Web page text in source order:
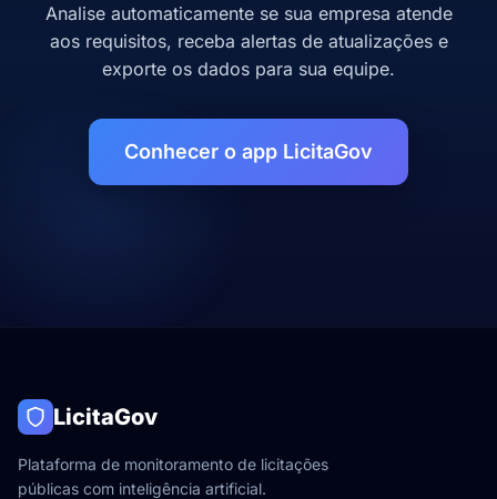
Analise automaticamente se sua empresa atende
aos requisitos, receba alertas de atualizações e
exporte os dados para sua equipe.
Conhecer o app LicitaGov
LicitaGov
Plataforma de monitoramento de licitações
públicas com inteligência artificial.